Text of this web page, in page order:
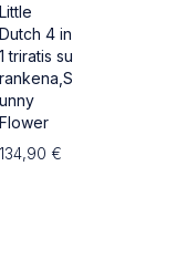
Little
Dutch 4 in
1 triratis su
rankena,S
unny
Flower
134,90 €